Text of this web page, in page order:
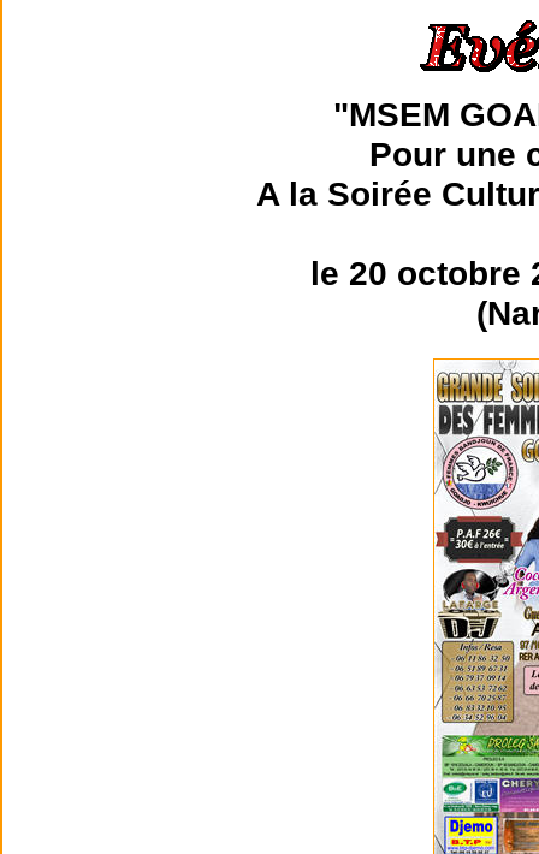
"MSEM
Pour une
A la Soirée
le 20 octobre